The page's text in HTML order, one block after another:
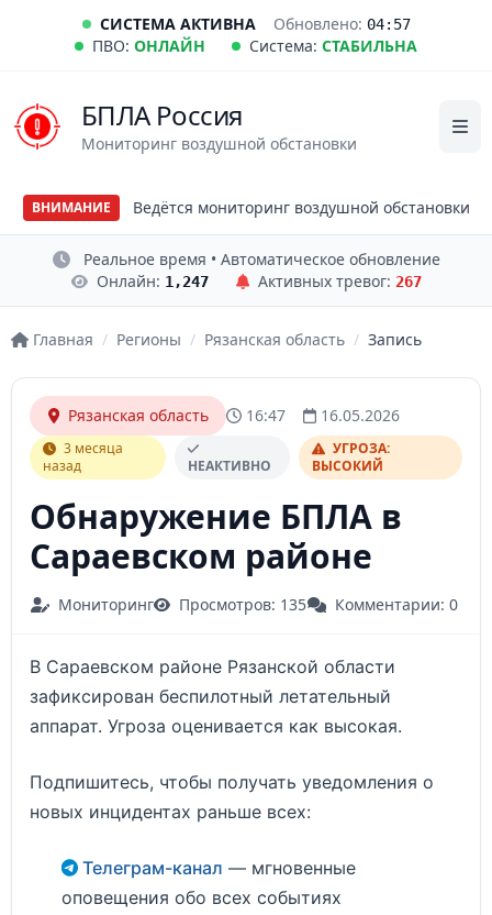
СИСТЕМА АКТИВНА Обновлено: 04:57
ПВО: ОНЛАЙН Система: СТАБИЛЬНА
БПЛА Россия
Мониторинг воздушной обстановки
ВНИМАНИЕ Ведётся мониторинг воздушной обстановки
Реальное время • Автоматическое обновление
Онлайн: 1,247 Активных тревог: 267
Главная / Регионы / Рязанская область / Запись
Рязанская область 16:47 16.05.2026
3 месяца
назад
НЕАКТИВНО
УГРОЗА:
ВЫСОКИЙ
Обнаружение БПЛА в
Сараевском районе
Мониторинг Просмотров: 135 Комментарии: 0
В Сараевском районе Рязанской области
зафиксирован беспилотный летательный
аппарат. Угроза оценивается как высокая.
Подпишитесь, чтобы получать уведомления о
новых инцидентах раньше всех:
Телеграм-канал — мгновенные
оповещения обо всех событиях